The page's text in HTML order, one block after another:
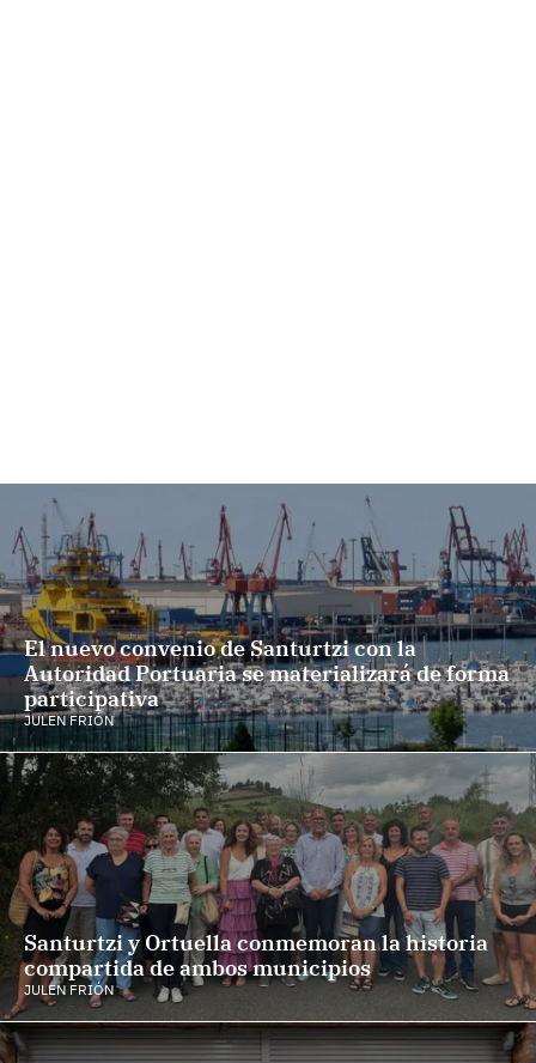
El nuevo convenio de Santurtzi con la
Autoridad Portuaria se materializará de forma
participativa
JULEN FRIÓN
Santurtzi y Ortuella conmemoran la historia
compartida de ambos municipios
JULEN FRIÓN